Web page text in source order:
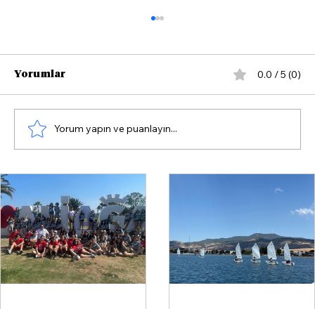
Yorumlar 0.0 / 5 (0)
Yorum yapın ve puanlayın...